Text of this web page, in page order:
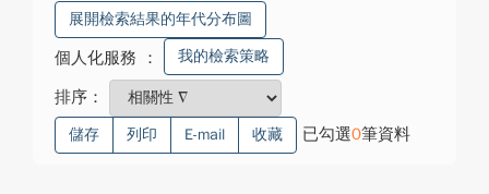
展開檢索結果的年代分布圖
個人化服務 ： 我的檢索策略
排序：
儲存 列印 E-mail 收藏 已勾選0筆資料